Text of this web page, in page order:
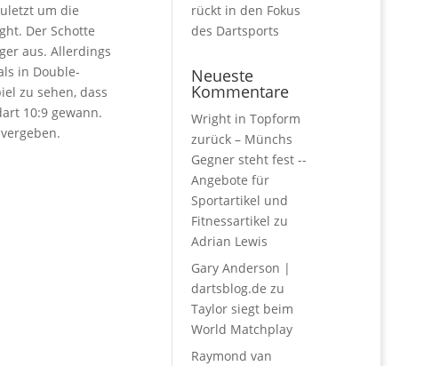
um die
Der Schotte
aus. Allerdings
in Double-
zu sehen, dass
10:9 gewann.
rückt in den Fokus
des Dartsports
Neueste
Kommentare
Wright in Topform
zurück – Münchs
Gegner steht fest --
Angebote für
Sportartikel und
Fitnessartikel zu
Adrian Lewis
Gary Anderson |
dartsblog.de zu
Taylor siegt beim
World Matchplay
Raymond van